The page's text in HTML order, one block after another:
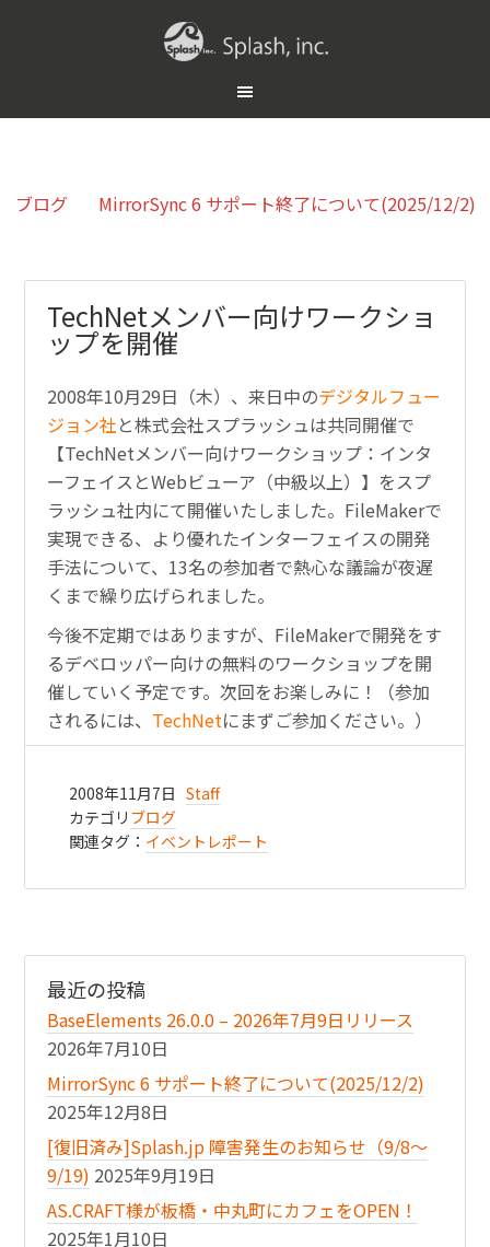
ブログ MirrorSync 6 サポート終了について(2025/12/2)
TechNetメンバー向けワークショ
ップを開催
2008年10月29日（木）、来日中のデジタルフュー
ジョン社と株式会社スプラッシュは共同開催で
【TechNetメンバー向けワークショップ：インタ
ーフェイスとWebビューア（中級以上）】をスプ
ラッシュ社内にて開催いたしました。 FileMakerで
実現できる、より優れたインターフェイスの開発
手法について、13名の参加者で熱心な議論が夜遅
くまで繰り広げられました。
今後不定期ではありますが、FileMakerで開発をす
るデベロッパー向けの無料のワークショップを開
催していく予定です。次回をお楽しみに！（参加
されるには、 TechNetにまずご参加ください。）
2008年11月7日 Staff
カテゴリ ブログ
関連タグ： イベントレポート
最近の投稿
BaseElements 26.0.0 – 2026年7月9日リリース
2026年7月10日
MirrorSync 6 サポート終了について(2025/12/2)
2025年12月8日
[復旧済み]Splash.jp 障害発生のお知らせ（9/8〜
9/19) 2025年9月19日
AS.CRAFT様が板橋・中丸町にカフェをOPEN！
2025年1月10日